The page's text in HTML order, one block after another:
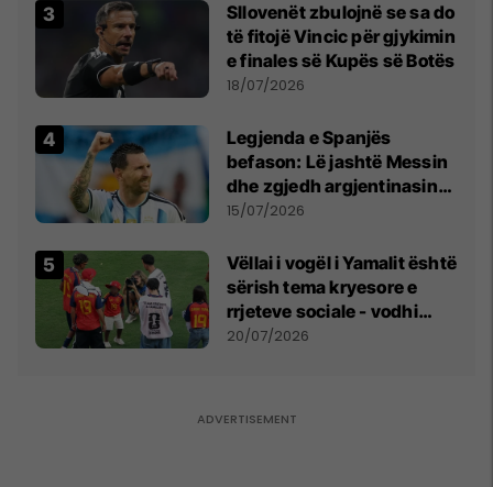
Sllovenët zbulojnë se sa do
të fitojë Vincic për gjykimin
e finales së Kupës së Botës
18/07/2026
Legjenda e Spanjës
befason: Lë jashtë Messin
dhe zgjedh argjentinasin
më të mirë në botë
15/07/2026
Vëllai i vogël i Yamalit është
sërish tema kryesore e
rrjeteve sociale - vodhi
vëmendjen pas finales së
20/07/2026